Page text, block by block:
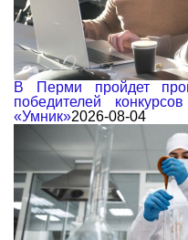
В Перми пройдет
победителей
«Умник»2026-08-04